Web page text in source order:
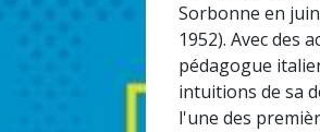
Sorbonne en
1952). Avec des
pédagogue
intuitions de sa
l'une des